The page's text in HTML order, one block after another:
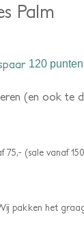
Palm
120 punten
(en ook te
75,- (sale vanaf
pakken het